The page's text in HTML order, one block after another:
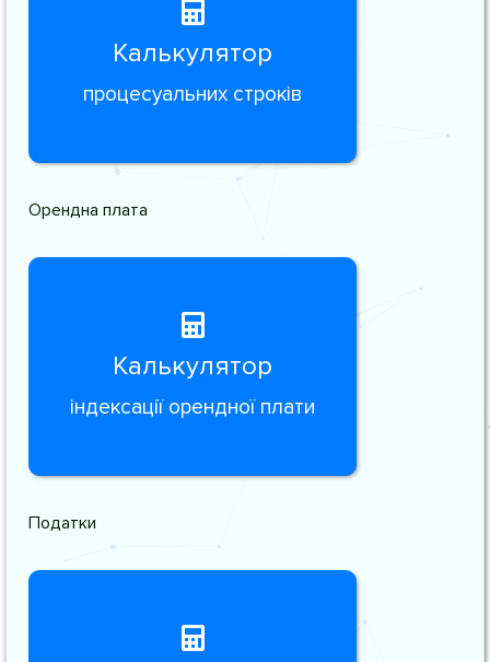
Калькулятор
процесуальних строків
Орендна плата
Калькулятор
індексації орендної плати
Податки